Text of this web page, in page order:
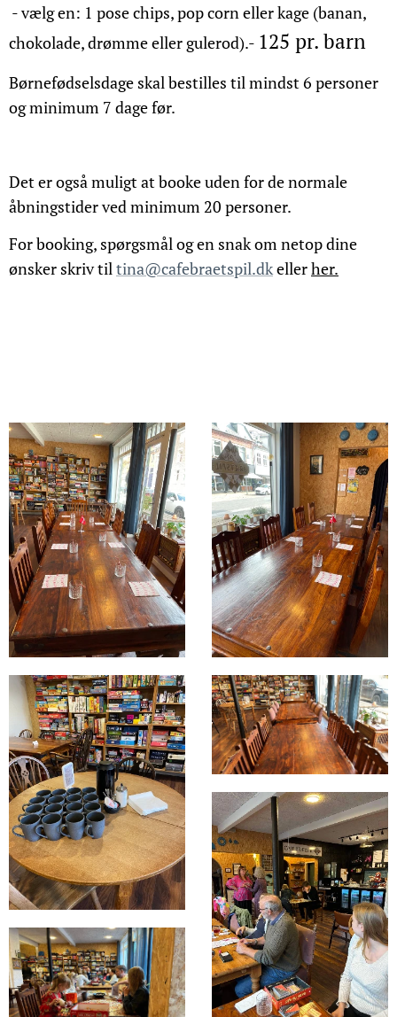
- vælg en: 1 pose chips, pop corn eller kage (banan,
chokolade, drømme eller gulerod).- 125 pr. barn
Børnefødselsdage skal bestilles til mindst 6 personer
og minimum 7 dage før.
Det er også muligt at booke uden for de normale
åbningstider ved minimum 20 personer.
For booking, spørgsmål og en snak om netop dine
ønsker skriv tiltina@cafebraetspil.dkellerher.